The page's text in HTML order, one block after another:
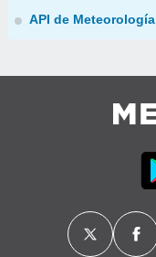
API de Meteorología